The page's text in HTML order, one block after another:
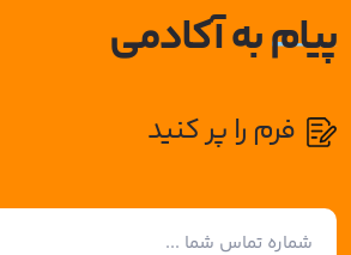
پیامبه آکادمی
فرم را پر کنید